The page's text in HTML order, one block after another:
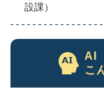
設課）
AI
こ